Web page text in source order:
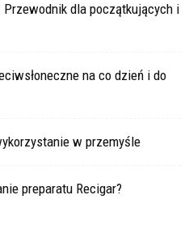
dla początkujących i
na co dzień i do
w przemyśle
preparatu Recigar?